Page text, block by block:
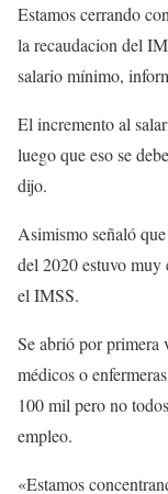
Estamos cerrando
la recaudacion del
salario mínimo,
El incremento al
luego que eso se
dijo.
Asimismo señaló
del 2020 estuvo muy
el IMSS.
Se abrió por primera
médicos o
100 mil pero no
empleo.
«Estamos